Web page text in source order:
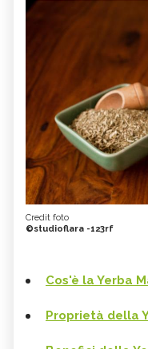
Credit foto
©studioflara -123rf
Cos'è la Yerba
Proprietà della